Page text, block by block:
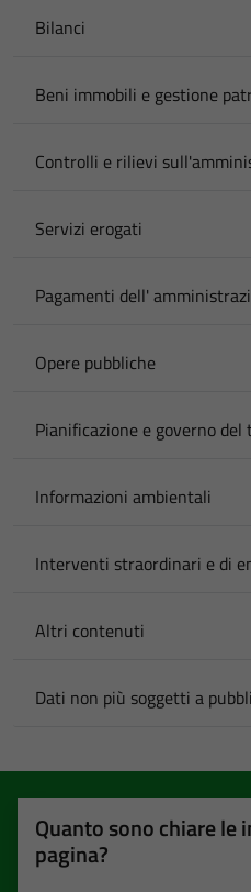
Bilanci
Beni immobili e gestione
Controlli e rilievi
Servizi erogati
Pagamenti dell'
Opere pubbliche
Pianificazione e governo
Informazioni ambientali
Interventi straordinari e di
Altri contenuti
Dati non più soggetti a
Quanto sono chiare
pagina?